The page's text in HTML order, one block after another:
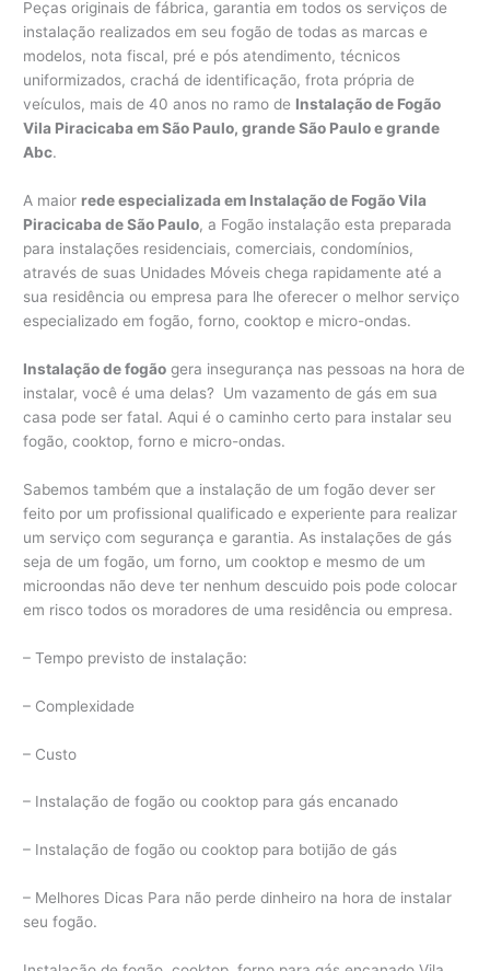
Peças originais de fábrica, garantia em todos os serviços de
instalação realizados em seu fogão de todas as marcas e
modelos, nota fiscal, pré e pós atendimento, técnicos
uniformizados, crachá de identificação, frota própria de
veículos, mais de 40 anos no ramo de Instalação de Fogão
Vila Piracicaba em São Paulo, grande São Paulo e grande
Abc.
A maior rede especializada em Instalação de Fogão Vila
Piracicaba de São Paulo, a Fogão instalação esta preparada
para instalações residenciais, comerciais, condomínios,
através de suas Unidades Móveis chega rapidamente até a
sua residência ou empresa para lhe oferecer o melhor serviço
especializado em fogão, forno, cooktop e micro-ondas.
Instalação de fogão gera insegurança nas pessoas na hora de
instalar, você é uma delas? Um vazamento de gás em sua
casa pode ser fatal. Aqui é o caminho certo para instalar seu
fogão, cooktop, forno e micro-ondas.
Sabemos também que a instalação de um fogão dever ser
feito por um profissional qualificado e experiente para realizar
um serviço com segurança e garantia. As instalações de gás
seja de um fogão, um forno, um cooktop e mesmo de um
microondas não deve ter nenhum descuido pois pode colocar
em risco todos os moradores de uma residência ou empresa.
– Tempo previsto de instalação:
– Complexidade
– Custo
– Instalação de fogão ou cooktop para gás encanado
– Instalação de fogão ou cooktop para botijão de gás
– Melhores Dicas Para não perde dinheiro na hora de instalar
seu fogão.